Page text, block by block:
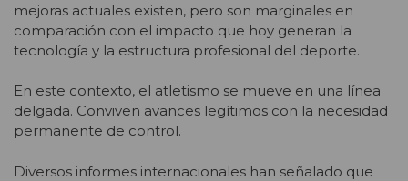
mejoras actuales existen, pero son marginales en
comparación con el impacto que hoy generan la
tecnología y la estructura profesional del deporte.
En este contexto, el atletismo se mueve en una línea
delgada. Conviven avances legítimos con la necesidad
permanente de control.
Diversos informes internacionales han señalado que